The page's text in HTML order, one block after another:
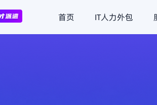
首页 IT人力外包